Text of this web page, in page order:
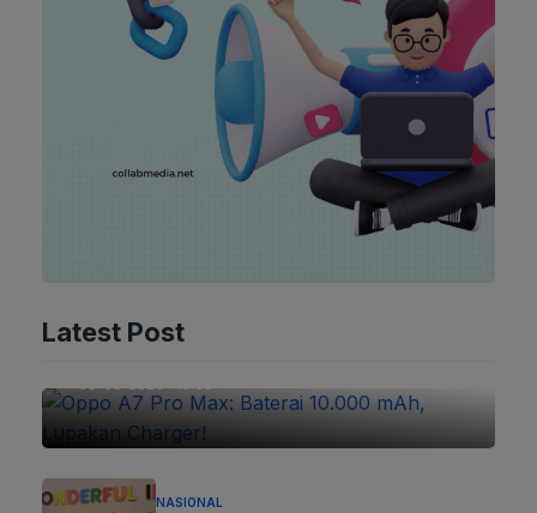
Latest Post
Oppo A7 Pro Max: Baterai 10.000
mAh, Lupakan Charger!
NASIONAL